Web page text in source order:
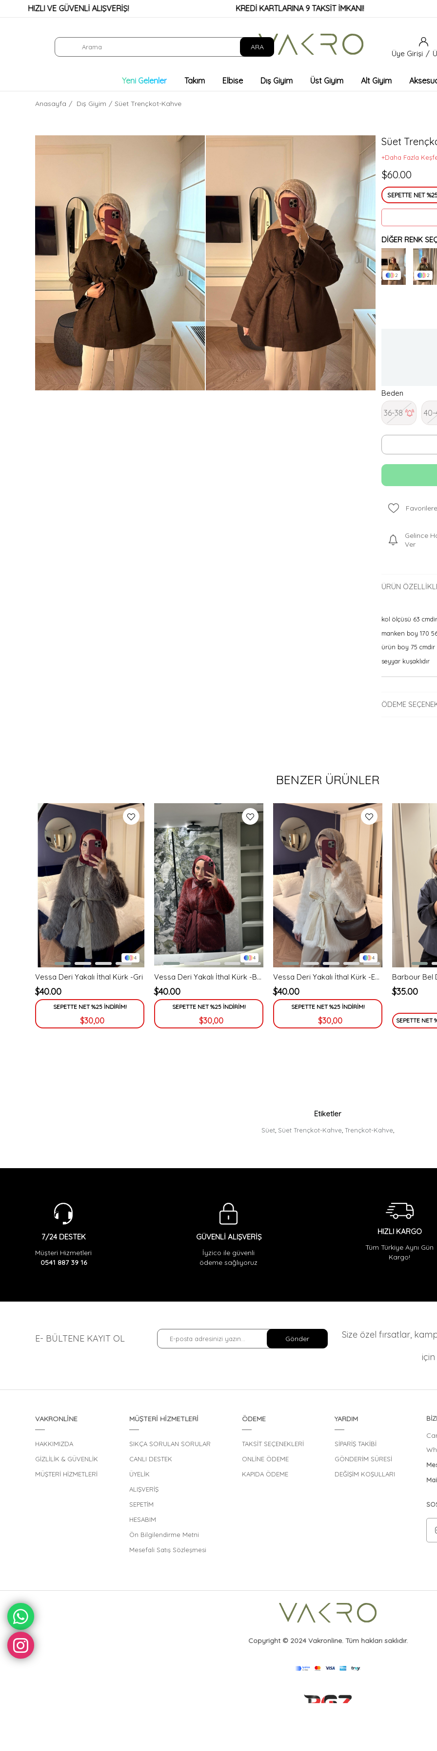
HIZLI VE GÜVENLİ ALIŞVERİŞ! KREDİ KARTLARINA 9 TAKSİT İMKANI!
Üye Girişi
Yeni Gelenler Takım Elbise Dış Giyim Üst Giyim Alt Giyim
Anasayfa Dış Giyim Süet Trençkot-Kahve
Süet
+Daha Fazla
$60.00
SEPETTE NET
DIĞER RENK
2 2
Beden
36-38 40-
Gelince
Ver
ÜRÜN
kol ölçüsü 63 cmdir
manken boy 170
ürün boy 75 cmdir
seyyar kuşaklıdır
ÖDEME
BENZER ÜRÜNLER
4
Vessa Deri Yakalı İthal Kürk -Gri
$40.00
SEPETTE NET %25 İNDİRİM!
$30,00
4
Vessa Deri Yakalı İthal Kürk -Bordo
$40.00
SEPETTE NET %25 İNDİRİM!
$30,00
4
Vessa Deri Yakalı İthal Kürk -Ekru
$40.00
SEPETTE NET %25 İNDİRİM!
$30,00
$35.00
SEPETTE NET
Etiketler
Süet Süet Trençkot-Kahve Trençkot-Kahve
7/24 DESTEK
Müşteri Hizmetleri
0541 887 39 16
GÜVENLİ ALIŞVERİŞ
İyzico ile güvenli
ödeme sağlıyoruz
HIZLI KARGO
Tüm Türkiye Aynı Gün
Kargo!
E- BÜLTENE KAYIT OL Gönder
Size özel fırsatlar,
VAKRONLİNE
HAKKIMIZDA
GİZLİLİK & GÜVENLİK
MÜŞTERİ HİZMETLERİ
MÜŞTERİ HİZMETLERİ
SIKÇA SORULAN SORULAR
CANLI DESTEK
ÜYELİK
ALIŞVERİŞ
SEPETİM
HESABIM
Ön Bilgilendirme Metni
Mesefali Satış Sözleşmesi
ÖDEME
TAKSİT SEÇENEKLERİ
ONLİNE ÖDEME
KAPIDA ÖDEME
YARDIM
SİPARİŞ TAKİBİ
GÖNDERİM SÜRESİ
DEĞİŞİM KOŞULLARI
Copyright © 2024 Vakronline. Tüm hakları saklıdır.